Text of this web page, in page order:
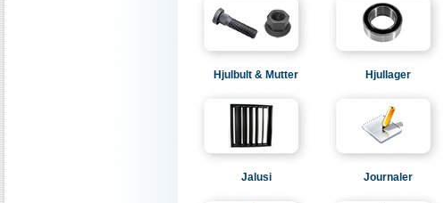
Hjulbult & Mutter Hjullager
Jalusi Journaler